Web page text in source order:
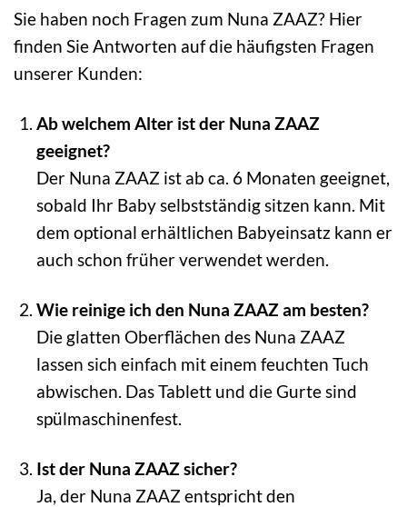
Sie haben noch Fragen zum Nuna ZAAZ? Hier
finden Sie Antworten auf die häufigsten Fragen
unserer Kunden:
Ab welchem Alter ist der Nuna ZAAZ
geeignet?
Der Nuna ZAAZ ist ab ca. 6 Monaten geeignet,
sobald Ihr Baby selbstständig sitzen kann. Mit
dem optional erhältlichen Babyeinsatz kann er
auch schon früher verwendet werden.
Wie reinige ich den Nuna ZAAZ am besten?
Die glatten Oberflächen des Nuna ZAAZ
lassen sich einfach mit einem feuchten Tuch
abwischen. Das Tablett und die Gurte sind
spülmaschinenfest.
Ist der Nuna ZAAZ sicher?
Ja, der Nuna ZAAZ entspricht den